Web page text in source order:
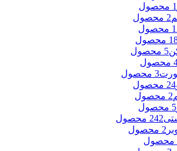
1 محصول
2 محصول
محصول
5 محصول
3 محصول
24 محصول
2 محصول
5 محصول
242 محصول
2 محصول